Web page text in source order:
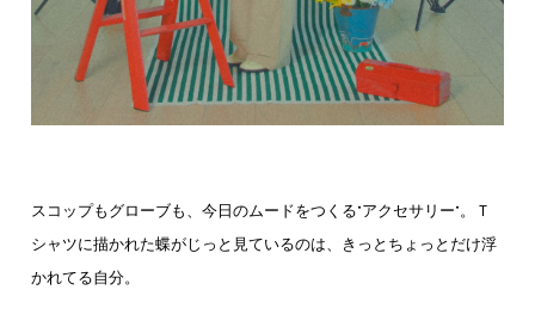
スコップもグローブも、今日のムードをつくる"アクセサリー"。Ｔ
シャツに描かれた蝶がじっと見ているのは、きっとちょっとだけ浮
かれてる自分。